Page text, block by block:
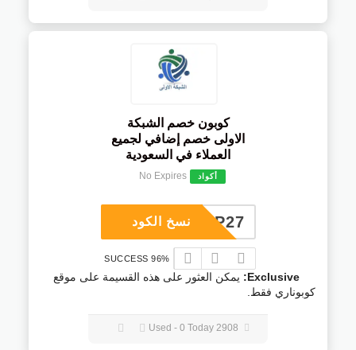
كوبون خصم الشبكة
الاولى خصم إضافي لجميع
العملاء في السعودية
أكواد No Expires
COUP27نسخ الكود
96% SUCCESS
Exclusive:
يمكن العثور على هذه القسيمة على موقع
كوبوناري فقط.